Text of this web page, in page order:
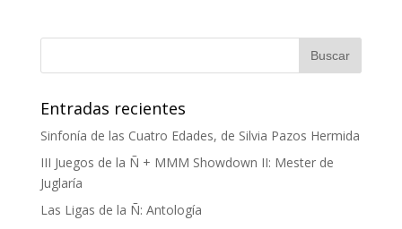
Entradas recientes
Sinfonía de las Cuatro Edades, de Silvia Pazos Hermida
III Juegos de la Ñ + MMM Showdown II: Mester de
Juglaría
Las Ligas de la Ñ: Antología